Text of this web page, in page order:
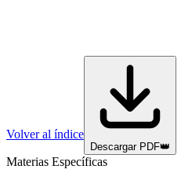
Volver al índice
Descargar PDF👑
Materias Específicas